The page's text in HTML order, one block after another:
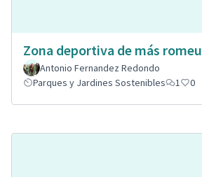
Zona deportiva de más romeu
Antonio Fernandez Redondo
Parques y Jardines Sostenibles
1 0